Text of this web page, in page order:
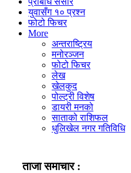
युवासँग १० प्रश्न
फोटो फिचर
More
अन्तराष्ट्रिय
मनोरञ्जन
फोटो फिचर
लेख
खेलकुद
पोल्ट्री विशेष
डायरी मनको
साताको राशिफल
धुलिखेल नगर गतिविधि
ताजा समाचार :